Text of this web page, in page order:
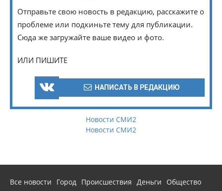
Отправьте свою новость в редакцию, расскажите о
проблеме или подкиньте тему для публикации.
Сюда же загружайте ваше видео и фото.
ИЛИ ПИШИТЕ
НАПИСАТЬ В РЕДАКЦИЮ
Новости СМИ2
Новости СМИ2
Все новости Город Происшествия Деньги
Общество